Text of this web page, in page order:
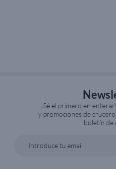
¡Sé el primero en
y promociones de
boletín de
Introduce tu email